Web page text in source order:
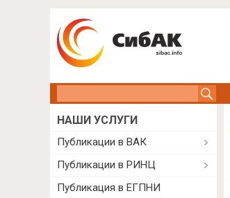
НАШИ УСЛУГИ
Публикации в ВАК
Публикации в РИНЦ
Публикация в ЕГПНИ